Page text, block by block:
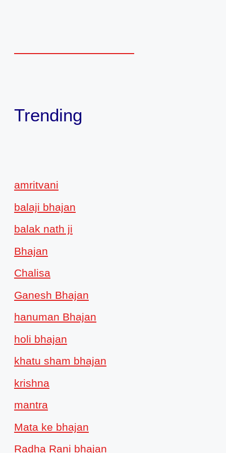
Trending
amritvani
balaji bhajan
balak nath ji
Bhajan
Chalisa
Ganesh Bhajan
hanuman Bhajan
holi bhajan
khatu sham bhajan
krishna
mantra
Mata ke bhajan
Radha Rani bhajan